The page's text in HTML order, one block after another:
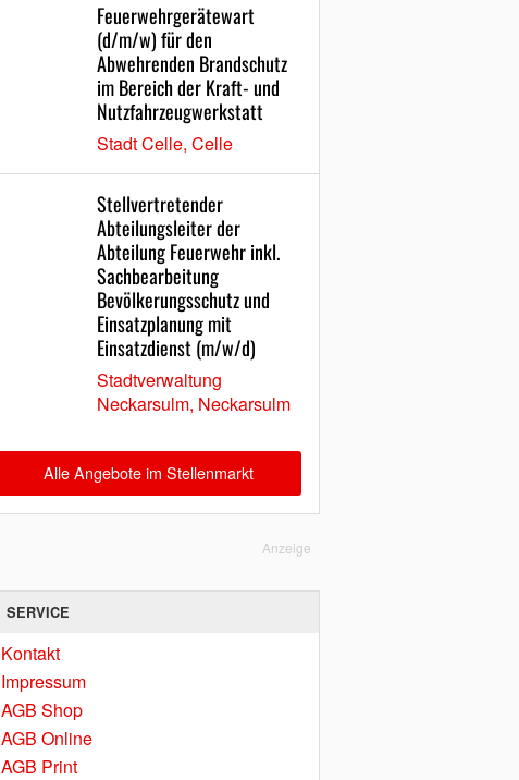
Feuerwehrgerätewart
(d/m/w) für den
Abwehrenden Brandschutz
im Bereich der Kraft- und
Nutzfahrzeugwerkstatt
Stadt Celle, Celle
Stellvertretender
Abteilungsleiter der
Abteilung Feuerwehr inkl.
Sachbearbeitung
Bevölkerungsschutz und
Einsatzplanung mit
Einsatzdienst (m/w/d)
Stadtverwaltung
Neckarsulm, Neckarsulm
Alle Angebote im Stellenmarkt
Anzeige
SERVICE
Kontakt
Impressum
AGB Shop
AGB Online
AGB Print